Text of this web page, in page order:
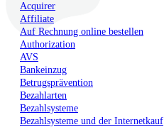
Acquirer
Affiliate
Auf Rechnung online bestellen
Authorization
AVS
Bankeinzug
Betrugsprävention
Bezahlarten
Bezahlsysteme
Bezahlsysteme und der Internetkauf